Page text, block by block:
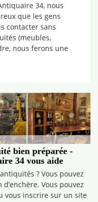
34, nous
que les gens
contacter sans
(meubles,
nous ferons une
bien préparée -
34 vous aide
? Vous pouvez
Vous pouvez
vous inscrire sur un site